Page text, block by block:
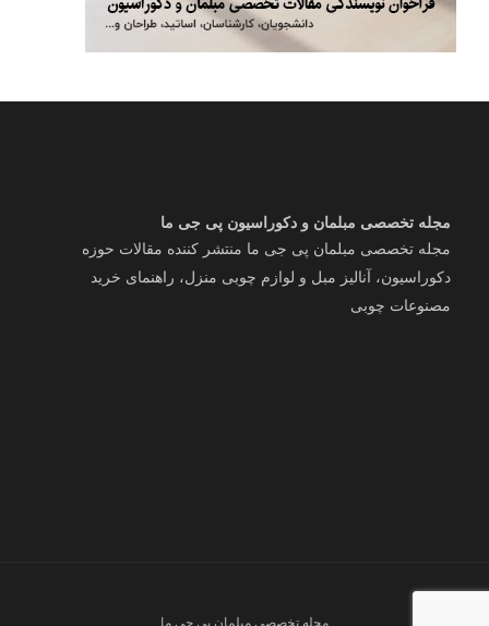
مجله تخصصی مبلمان و دکوراسیون پی جی ما
مجله تخصصی مبلمان پی جی ما منتشر کننده مقالات حوزه
دکوراسیون، آنالیز مبل و لوازم چوبی منزل، راهنمای خرید
مصنوعات چوبی